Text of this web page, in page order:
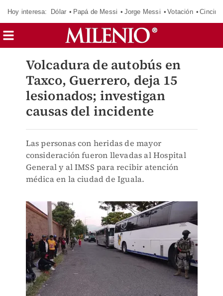
Hoy interesa: Dólar Papá de Messi Jorge Messi Votación
Volcadura de autobús en
Taxco, Guerrero, deja 15
lesionados; investigan
causas del incidente
Las personas con heridas de mayor
consideración fueron llevadas al Hospital
General y al IMSS para recibir atención
médica en la ciudad de Iguala.